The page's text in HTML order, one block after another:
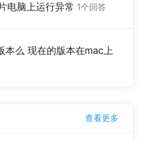
电脑上运行异常 1个回答
本么 现在的版本在mac上
查看更多